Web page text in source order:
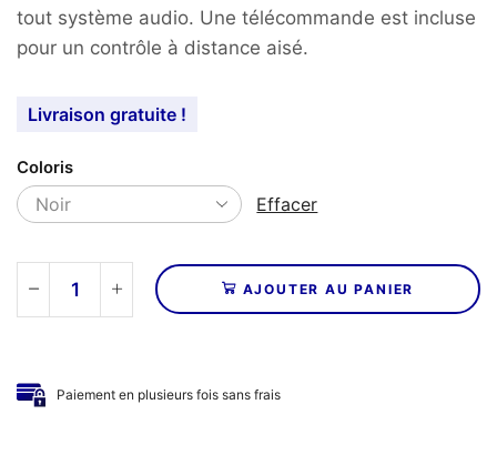
tout système audio. Une télécommande est incluse
pour un contrôle à distance aisé.
Livraison gratuite !
Coloris
Effacer
quantité
de
Lecteur
AJOUTER AU PANIER
Paiement en plusieurs fois sans frais